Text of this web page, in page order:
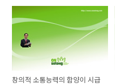
창의적 소통능력의 함양이 시급